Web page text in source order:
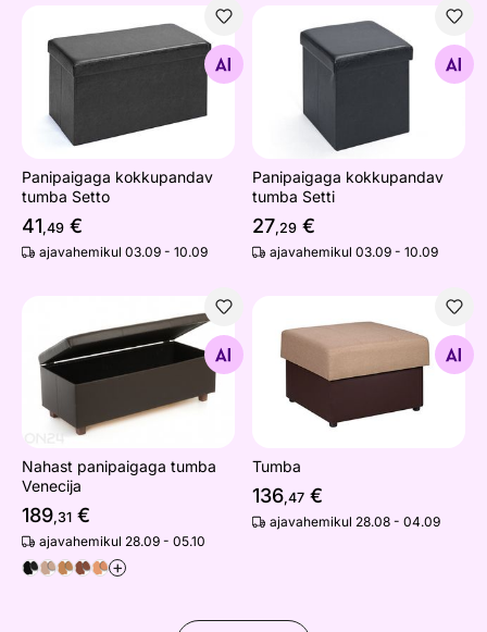
Panipaigaga kokkupandav tumba Setto
Panipaigaga kokkupandav
tumba Setto
41,49 €
ajavahemikul 03.09 - 10.09
Panipaigaga kokkupandav
Otsi sarnaseid
Panipaigaga kokkupandav
tumba Setti
27,29 €
ajavahemikul 03.09 - 10.09
Nahast panipaigaga tumba Venecija
Otsi sarnaseid
Nahast panipaigaga tumba
Venecija
189,31 €
ajavahemikul 28.09 - 05.10
+
Tumba
Tumba
136,47 €
ajavahemikul 28.08 - 04.09